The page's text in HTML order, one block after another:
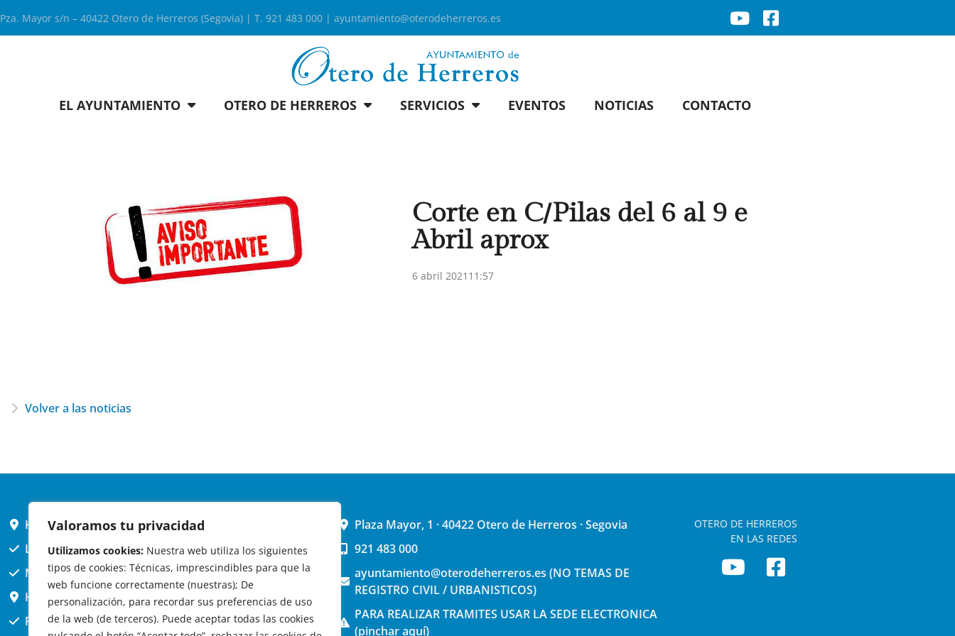
Valoramos tu privacidad
Utilizamos cookies: Nuestra web utiliza los siguientes
tipos de cookies: Técnicas, imprescindibles para que la
web funcione correctamente (nuestras); De
personalización, para recordar sus preferencias de uso
de la web (de terceros). Puede aceptar todas las cookies
Pza. Mayor s/n – 40422 Otero de Herreros (Segovia) | T. 921 483 000 | ayuntamiento@oterodeherreros.es
EL AYUNTAMIENTO OTERO DE HERREROS SERVICIOS EVENTOS NOTICIAS CONTACTO
Corte en C/Pilas del 6 al 9 e
Abril aprox
6 abril 2021 11:57
Volver a las noticias
HORARIO AYUNTAMIENTO
L,X,J,V 9 a 14h
MARTES cerrado atención presencial
HORARIO ARQUITECTO
Presencial jueves 12h a 14:30
Plaza Mayor, 1 · 40422 Otero de Herreros · Segovia
921 483 000
ayuntamiento@oterodeherreros.es (NO TEMAS DE
REGISTRO CIVIL / URBANISTICOS)
PARA REALIZAR TRAMITES USAR LA SEDE ELECTRONICA
(pinchar aquí)
OTERO DE HERREROS
EN LAS REDES